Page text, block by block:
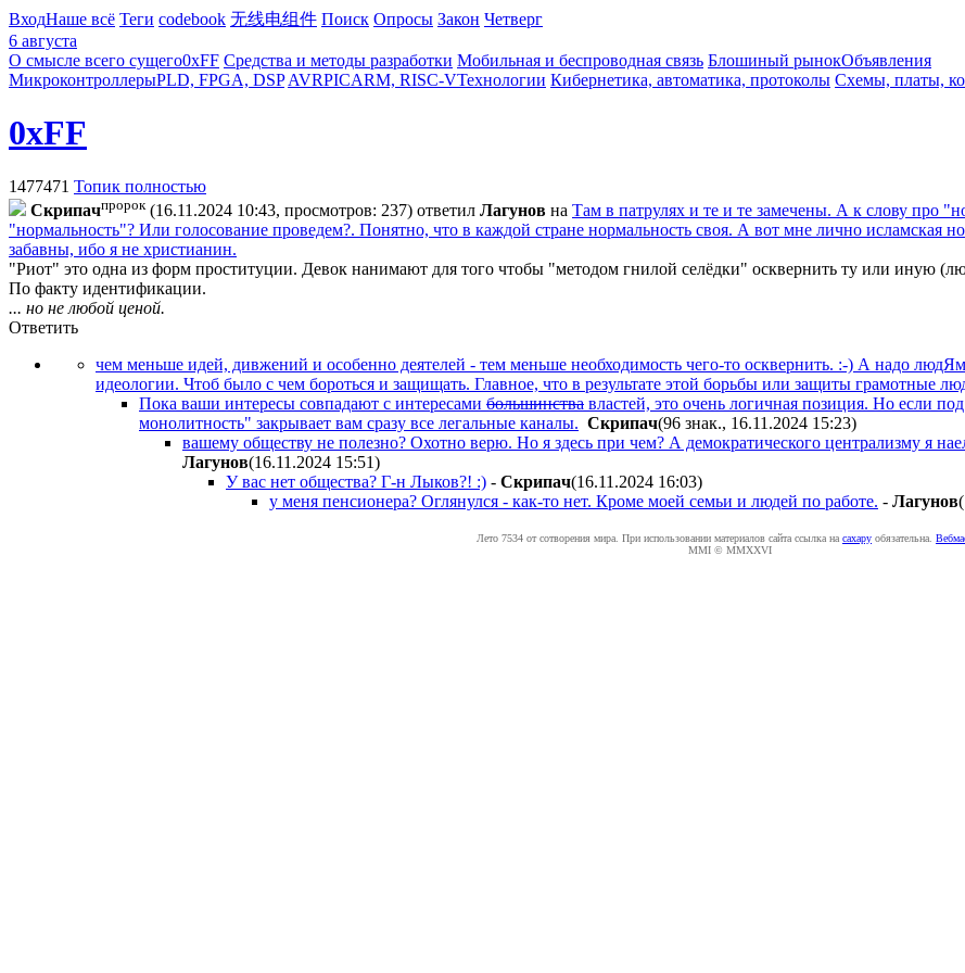
ВходНаше всё Теги codebook 无线电组件 Поиск Опросы Закон Четверг
6 августа
О смысле всего сущего0xFF Средства и методы разработки Мобильная и беспроводная связь Блошиный рынокОбъявления
МикроконтроллерыPLD, FPGA, DSP AVRPICARM, RISC-VТехнологии Кибернетика, автоматика, протоколы Схемы, платы,
0xFF
1477471 Топик полностью
Cкpипaчпророк (16.11.2024 10:43, просмотров: 237) ответил Лaгyнoв на Там в патрулях и те и те замечены. А к слову про
"нормальность"? Или голосование проведем?. Понятно, что в каждой стране нормальность своя. А вот мне лично исламская
забавны, ибо я не христианин.
"Риот" это одна из форм проституции. Девок нанимают для того чтобы "методом гнилой селёдки" осквернить ту или иную
По факту идентификации.
... но не любой ценой.
Ответить
чем меньше идей, дивжений и особенно деятелей - тем меньше необходимость чего-то осквернить. :-) А надо
идеологии. Чтоб было с чем бороться и защищать. Главное, что в результате этой борьбы или защиты грамотные
Пока ваши интересы совпадают с интересами большинства властей, это очень логичная позиция. Но если
монолитность" закрывает вам сразу все легальные каналы. Cкpипaч(96 знак., 16.11.2024 15:23)
вашему обществу не полезно? Охотно верю. Но я здесь при чем? А демократического централизму я
Лaгyнoв(16.11.2024 15:51)
У вас нет общества? Г-н Лыков?! :) - Cкpипaч(16.11.2024 16:03)
у меня пенсионера? Оглянулся - как-то нет. Кроме моей семьи и людей по работе. - Лaгyнoв
Лето 7534 от сотворения мира. При использовании материалов сайта ссылка на caxapу обязательна.
MMI © MMXXVI